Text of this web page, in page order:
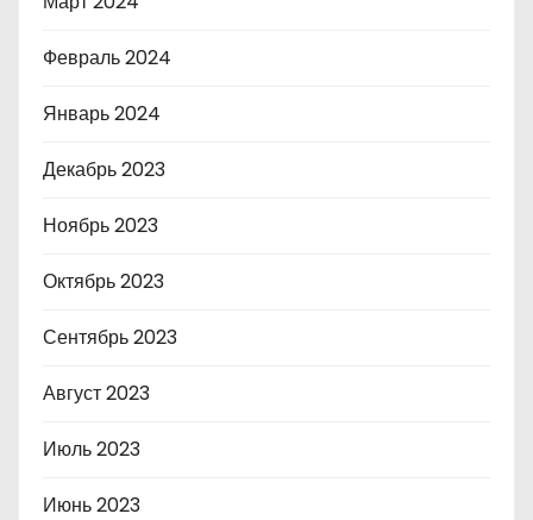
Февраль 2024
Январь 2024
Декабрь 2023
Ноябрь 2023
Октябрь 2023
Сентябрь 2023
Август 2023
Июль 2023
Июнь 2023